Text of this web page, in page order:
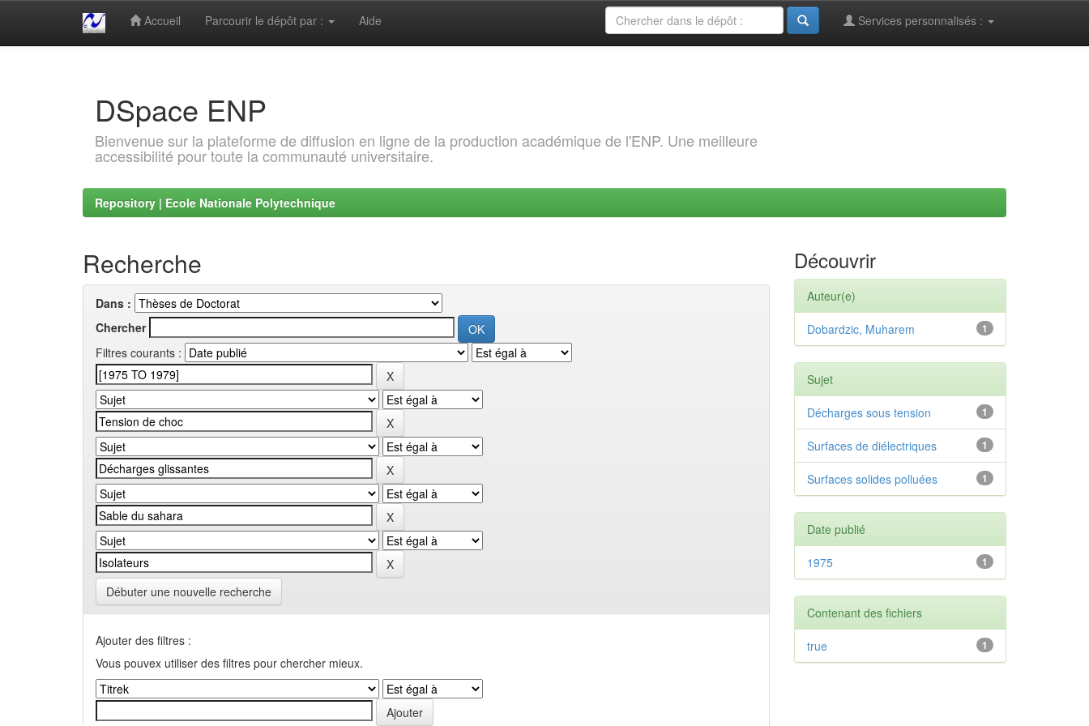
Accueil Parcourir le dépôt par : Aide Services personnalisés :
DSpace ENP
Bienvenue sur la plateforme de diffusion en ligne de la production académique de l'ENP. Une meilleure
accessibilité pour toute la communauté universitaire.
Repository | Ecole Nationale Polytechnique
Recherche
Dans :
Chercher
Filtres courants :
Débuter une nouvelle recherche
Ajouter des filtres :
Vous pouvex utiliser des filtres pour chercher mieux.
Découvrir
Auteur(e)
1
Dobardzic, Muharem
Sujet
1
Décharges sous tension
1
Surfaces de diélectriques
1
Surfaces solides polluées
Date publié
1
1975
Contenant des fichiers
1
true